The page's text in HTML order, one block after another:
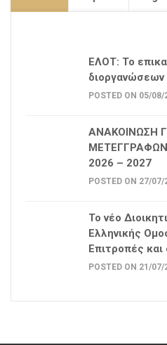
ΕΛΟΤ: Το
διοργανώσεων
POSTED ON 05/08/
ΑΝΑΚΟΙΝΩΣΗ
2026 – 2027
POSTED ON 27/07/
Το νέο
Ελληνικής
Επιτροπές
POSTED ON 21/07/